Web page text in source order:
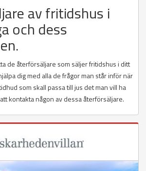
av fritidshus i
och dess
de återförsäljare som säljer fritidshus i ditt
dig med alla de frågor man står inför när
som skall passa till jus det man vill ha
kontakta någon av dessa återförsäljare.